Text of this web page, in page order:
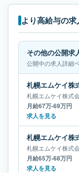
より高給与の求
その他の公開求
公開中の求人詳細
札幌エムケイ株式
月給67万-69万円
求人を見る
札幌エムケイ株式
月給65万-68万円
求人を見る